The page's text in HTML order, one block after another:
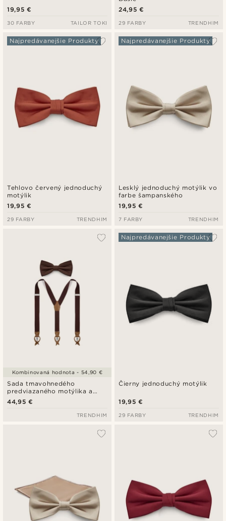
19,95 €
30 FARBY TAILOR TOKI
24,95 €
29 FARBY TRENDHIM
Tehlovo červený jednoduchý
motýlik
Najpredávanejšie Produkty
19,95 €
29 FARBY TRENDHIM
Lesklý jednoduchý motýlik vo
farbe šampanského
Najpredávanejšie Produkty
19,95 €
7 FARBY TRENDHIM
Sada tmavohnedého
predviazaného motýlika a
trakov
44,95 €
Kombinovaná hodnota - 54,90 €
TRENDHIM
Čierny jednoduchý motýlik
Najpredávanejšie Produkty
19,95 €
29 FARBY TRENDHIM